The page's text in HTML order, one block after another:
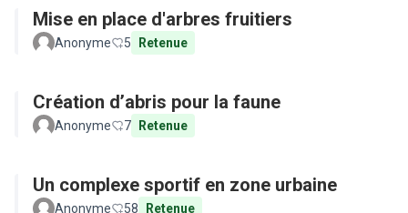
Mise en place d'arbres fruitiers
Anonyme 5 Retenue
Création d’abris pour la faune
Anonyme 7 Retenue
Un complexe sportif en zone urbaine
Anonyme 58 Retenue